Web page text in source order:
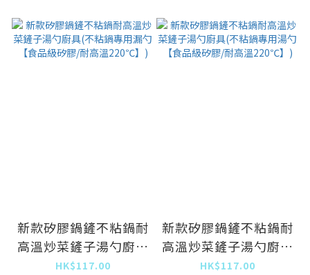
新款矽膠鍋鏟不粘鍋耐
高溫炒菜鏟子湯勺廚具
(不粘鍋專用漏勺【食
HK$117.00
新款矽膠鍋鏟不粘鍋耐
高溫炒菜鏟子湯勺廚具
(不粘鍋專用湯勺【食
HK$117.00